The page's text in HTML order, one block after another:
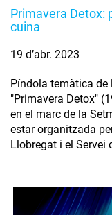
Primavera Detox:
cuina
19 d’abr. 2023
Píndola temàtica
"Primavera Detox"
en el marc de la
estar organitzada
Llobregat i el Servei